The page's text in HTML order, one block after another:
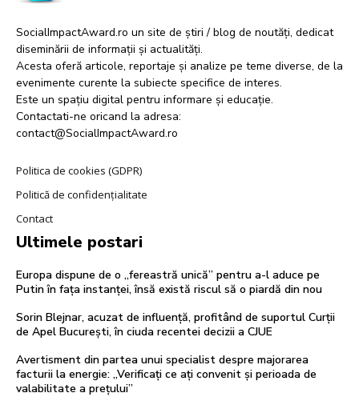
SocialImpactAward.ro un site de știri / blog de noutăți, dedicat
diseminării de informații și actualități.
Acesta oferă articole, reportaje și analize pe teme diverse, de la
evenimente curente la subiecte specifice de interes.
Este un spațiu digital pentru informare și educație.
Contactati-ne oricand la adresa:
contact@SocialImpactAward.ro
Politica de cookies (GDPR)
Politică de confidențialitate
Contact
Ultimele postari
Europa dispune de o „fereastră unică” pentru a-l aduce pe
Putin în fața instanței, însă există riscul să o piardă din nou
Sorin Blejnar, acuzat de influență, profitând de suportul Curții
de Apel București, în ciuda recentei decizii a CJUE
Avertisment din partea unui specialist despre majorarea
facturii la energie: „Verificați ce ați convenit și perioada de
valabilitate a prețului”